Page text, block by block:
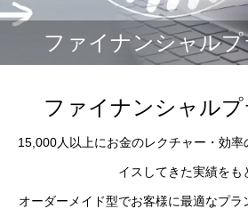
ファイナンシャル
ファイナンシャル
15,000人以上にお金のレクチャー・効
イスしてきた実績をも
オーダーメイド型でお客様に最適なプ